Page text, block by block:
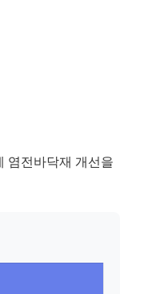
염전바닥재 개선을